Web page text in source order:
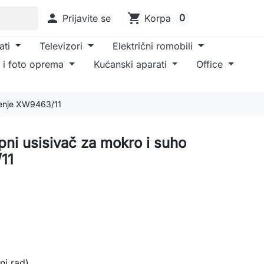
 Prijavite se shopping_cart Korpa 0
Televizori
Električni romobili
i foto oprema Kućanski aparati
Office
XW9463/11
usisivač za mokro i suho